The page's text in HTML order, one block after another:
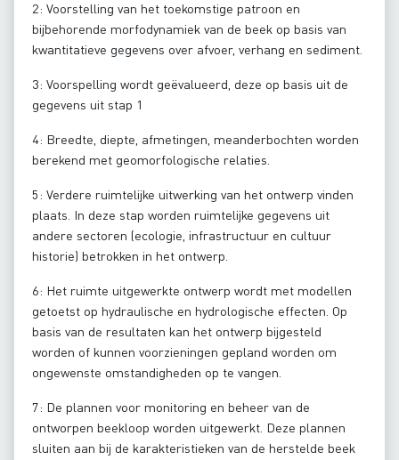
2: Voorstelling van het toekomstige patroon en
bijbehorende morfodynamiek van de beek op basis van
kwantitatieve gegevens over afvoer, verhang en sediment.
3: Voorspelling wordt geëvalueerd, deze op basis uit de
gegevens uit stap 1
4: Breedte, diepte, afmetingen, meanderbochten worden
berekend met geomorfologische relaties.
5: Verdere ruimtelijke uitwerking van het ontwerp vinden
plaats. In deze stap worden ruimtelijke gegevens uit
andere sectoren (ecologie, infrastructuur en cultuur
historie) betrokken in het ontwerp.
6: Het ruimte uitgewerkte ontwerp wordt met modellen
getoetst op hydraulische en hydrologische effecten. Op
basis van de resultaten kan het ontwerp bijgesteld
worden of kunnen voorzieningen gepland worden om
ongewenste omstandigheden op te vangen.
7: De plannen voor monitoring en beheer van de
ontworpen beekloop worden uitgewerkt. Deze plannen
sluiten aan bij de karakteristieken van de herstelde beek